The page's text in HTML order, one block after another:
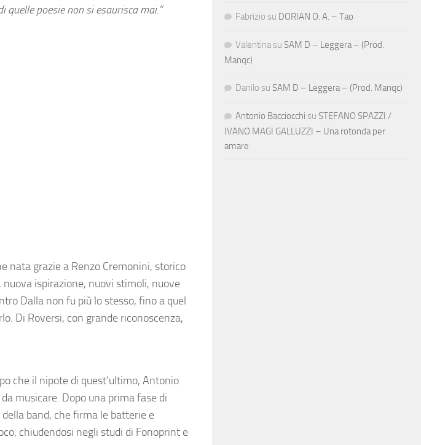
quelle poesie non si esaurisca mai.”
nata grazie a Renzo Cremonini, storico
ispirazione, nuovi stimoli, nuove
Dalla non fu più lo stesso, fino a quel
Di Roversi, con grande riconoscenza,
che il nipote di quest’ultimo, Antonio
musicare. Dopo una prima fase di
band, che firma le batterie e
chiudendosi negli studi di Fonoprint e
Fabrizio su DORIAN O. A. – Tao
Valentina su SAM D – Leggera – (Prod.
Manqc)
Danilo su SAM D – Leggera – (Prod. Manqc)
Antonio Bacciocchi su STEFANO SPAZZI /
IVANO MAGI GALLUZZI – Una rotonda per
amare